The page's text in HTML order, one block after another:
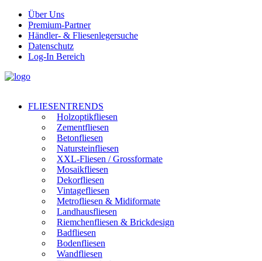
Über Uns
Premium-Partner
Händler- & Fliesenlegersuche
Datenschutz
Log-In Bereich
FLIESENTRENDS
Holzoptikfliesen
Zementfliesen
Betonfliesen
Natursteinfliesen
XXL-Fliesen / Grossformate
Mosaikfliesen
Dekorfliesen
Vintagefliesen
Metrofliesen & Midiformate
Landhausfliesen
Riemchenfliesen & Brickdesign
Badfliesen
Bodenfliesen
Wandfliesen